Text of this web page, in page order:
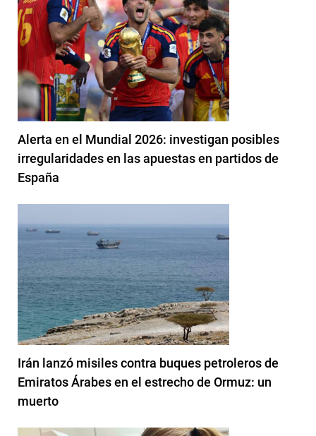
Alerta en el Mundial 2026: investigan posibles
irregularidades en las apuestas en partidos de
España
Irán lanzó misiles contra buques petroleros de
Emiratos Árabes en el estrecho de Ormuz: un
muerto